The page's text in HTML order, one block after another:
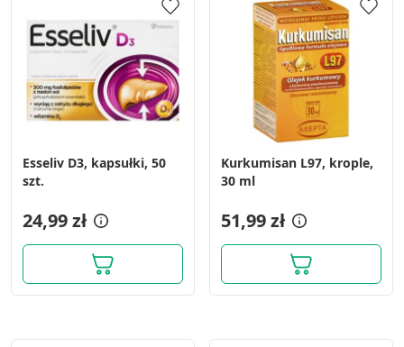
Esseliv D3, kapsułki, 50
szt.
24,99 zł
Kurkumisan L97, krople,
30 ml
51,99 zł